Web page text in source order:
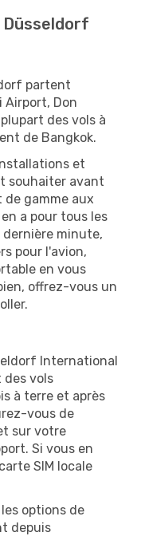
partent
Airport, Don
des vols à
de Bangkok.
et
souhaiter avant
de gamme aux
a pour tous les
minute,
pour l'avion,
en vous
offrez-vous un
International
des vols
à terre et après
vous de
sur votre
Si vous en
SIM locale
options de
depuis